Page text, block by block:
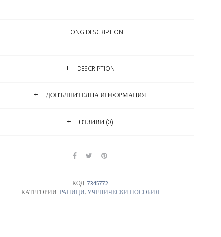
LONG DESCRIPTION
DESCRIPTION
ДОПЪЛНИТЕЛНА ИНФОРМАЦИЯ
ОТЗИВИ (0)
КОД:7345772
КАТЕГОРИИ: РАНИЦИ,УЧЕНИЧЕСКИ ПОСОБИЯ